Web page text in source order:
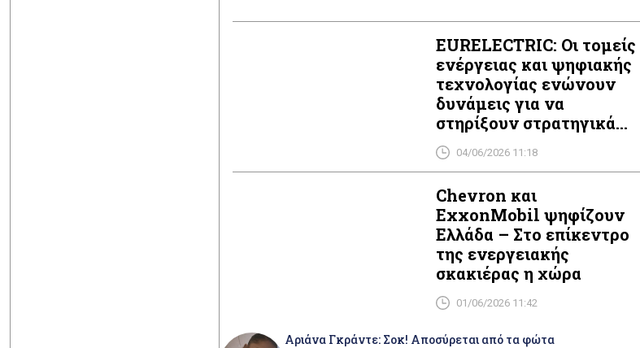
EURELECTRIC: Οι τομείς
ενέργειας και ψηφιακής
τεχνολογίας ενώνουν
δυνάμεις για να
στηρίξουν στρατηγικά
την ανάπτυξη data
centers στην Ευρώπη
04/06/2026 11:18
Chevron και
ExxonMobil ψηφίζουν
Ελλάδα – Στο επίκεντρο
της ενεργειακής
σκακιέρας η χώρα
01/06/2026 11:42
Αριάνα Γκράντε: Σοκ! Αποσύρεται από τα φώτα